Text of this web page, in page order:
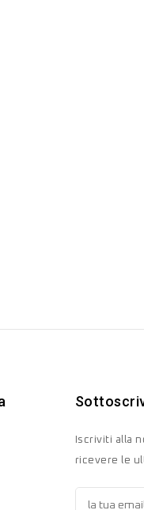
Iscriviti alla
ricevere le